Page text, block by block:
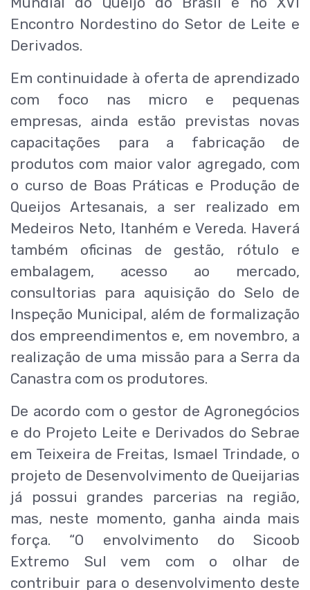
Encontro Nordestino do Setor de Leite e
Derivados.
Em continuidade à oferta de aprendizado
com foco nas micro e pequenas
empresas, ainda estão previstas novas
capacitações para a fabricação de
produtos com maior valor agregado, com
o curso de Boas Práticas e Produção de
Queijos Artesanais, a ser realizado em
Medeiros Neto, Itanhém e Vereda. Haverá
também oficinas de gestão, rótulo e
embalagem, acesso ao mercado,
consultorias para aquisição do Selo de
Inspeção Municipal, além de formalização
dos empreendimentos e, em novembro, a
realização de uma missão para a Serra da
Canastra com os produtores.
De acordo com o gestor de Agronegócios
e do Projeto Leite e Derivados do Sebrae
em Teixeira de Freitas, Ismael Trindade, o
projeto de Desenvolvimento de Queijarias
já possui grandes parcerias na região,
mas, neste momento, ganha ainda mais
força. “O envolvimento do Sicoob
Extremo Sul vem com o olhar de
contribuir para o desenvolvimento deste